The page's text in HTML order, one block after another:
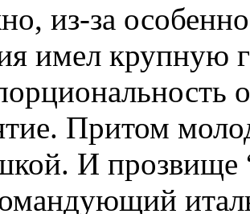
из-за
имел крупную
Притом
И прозвище